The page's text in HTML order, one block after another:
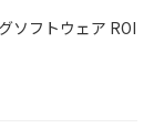
ソフトウェア ROI